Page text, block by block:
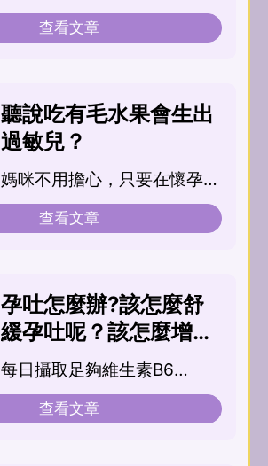
調整體質...
查看文章
聽說吃有毛水果會生出
過敏兒？
媽咪不用擔心，只要在懷孕、
哺乳期間避開確定會讓自己過
敏的食物以及孕婦過敏...
查看文章
孕吐怎麼辦?該怎麼舒
緩孕吐呢？該怎麼增加
孕媽咪胃口呢？
每日攝取足夠維生素B6
(1.9mg) 能幫助...
查看文章